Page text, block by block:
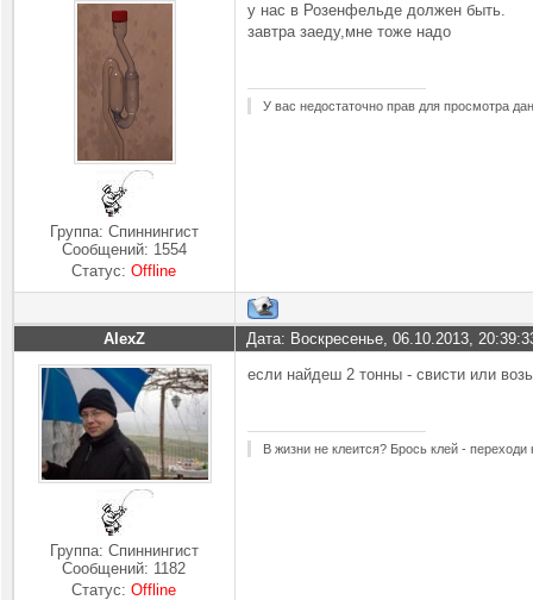
Группа: Спиннингист
Сообщений: 1554
Статус:Offline
у нас в Розенфельде должен быть.
завтра заеду,мне тоже надо
У вас недостаточно прав для просмотра
AlexZ Дата: Воскресенье, 06.10.2013,
Группа: Спиннингист
Сообщений: 1182
Статус:Offline
если найдеш 2 тонны - свисти или
В жизни не клеится? Брось клей -